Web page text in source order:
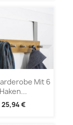
Mit 6
Haken...
25,94 €